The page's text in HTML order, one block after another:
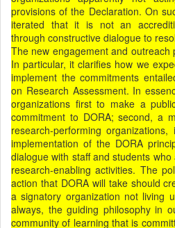
provisions of the Declaration. On
iterated that it is not an
through constructive dialogue to
The new engagement and outreach
In particular, it clarifies how we
implement the commitments
on Research Assessment. In
organizations first to make a
commitment to DORA; second, a
research-performing
implementation of the DORA
dialogue with staff and students
research-enabling activities. The
action that DORA will take should
a signatory organization not living
always, the guiding philosophy in
community of learning that is